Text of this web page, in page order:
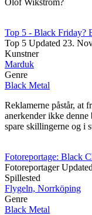
Olof Wikström?
Top 5 - Black Friday?
Top 5 Updated 23.
Kunstner
Marduk
Genre
Black Metal
Reklamerne påstår, at
anerkender ikke
spare skillingerne og i
Fotoreportage: Black
Fotoreportager Updated
Spillested
Flygeln, Norrköping
Genre
Black Metal